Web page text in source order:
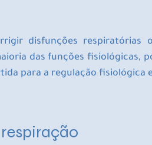
disfunções respiratórias
das funções fisiológicas,
para a regulação fisiológica